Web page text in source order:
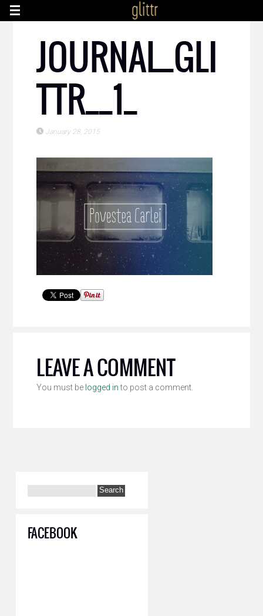
JOURNAL_GLI
TTR__1_
January 28, 2015
LEAVE A COMMENT
You must be logged into post a comment.
FACEBOOK